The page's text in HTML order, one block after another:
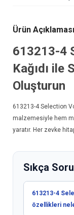
Ürün Açıklaması
613213-4
Kağıdı ile
Oluşturun
613213-4Selection
malzemesiyle hem
yaratır. Her zevke
Sıkça
613213-4
özellikleri